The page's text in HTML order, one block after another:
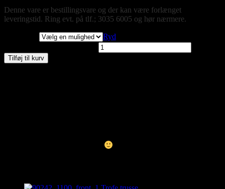
Denne vare er bestillingsvare og der kan være forlænget
leveringstid. Ring evt. på tlf.; 3035 6005 og hør nærmere.
Ryd
Tilføj til kurv